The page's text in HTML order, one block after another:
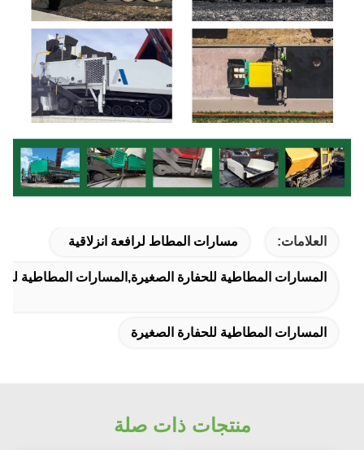
العلامات: مسارات المطاط لرافعة انزلاقية
المسارات المطاطية للحفارة الصغيرة,المسارات المطاطية
المسارات المطاطية للحفارة الصغيرة
منتجات ذات صلة